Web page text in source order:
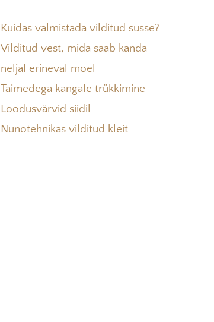
Kuidas valmistada vilditud susse?
Vilditud vest, mida saab kanda
neljal erineval moel
Taimedega kangale trükkimine
Loodusvärvid siidil
Nunotehnikas vilditud kleit